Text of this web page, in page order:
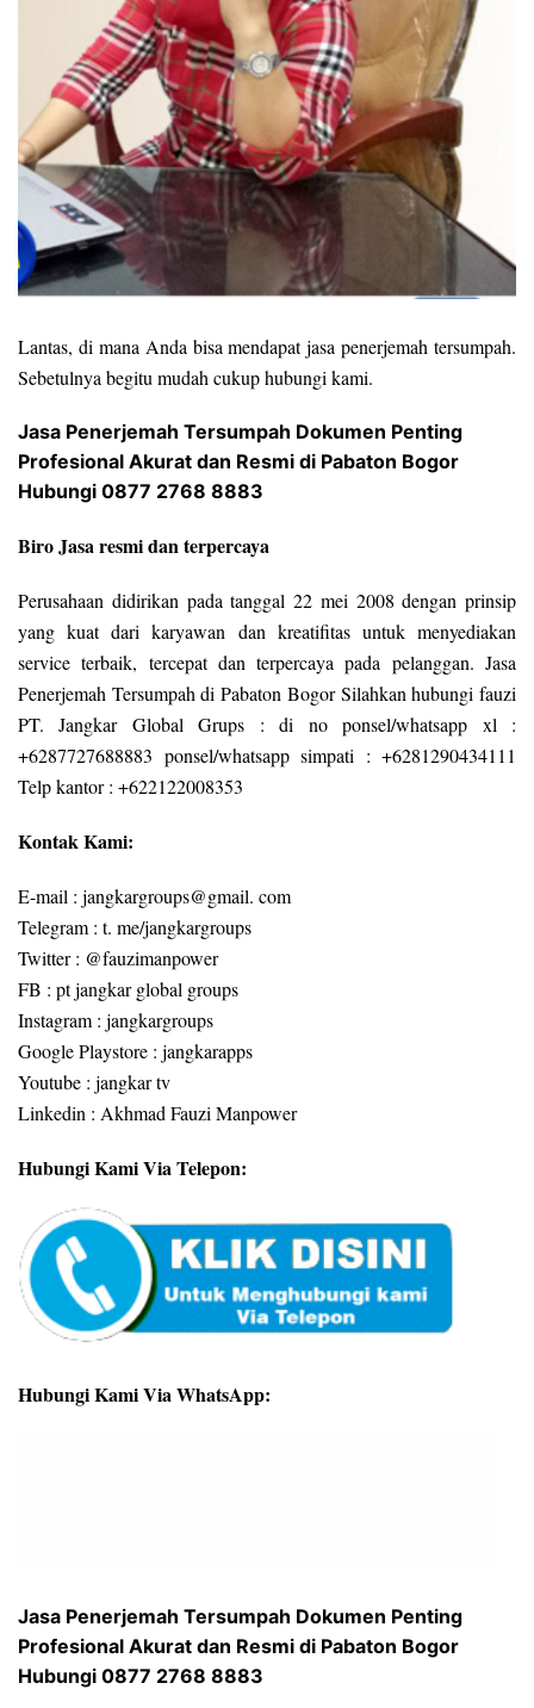
Lantas, di mana Anda bisa mendapat jasa penerjemah tersumpah.
Sebetulnya begitu mudah cukup hubungi kami.
Jasa Penerjemah Tersumpah Dokumen Penting
Profesional Akurat dan Resmi di Pabaton Bogor
Hubungi 0877 2768 8883
Biro Jasa resmi dan terpercaya
Perusahaan didirikan pada tanggal 22 mei 2008 dengan prinsip
yang kuat dari karyawan dan kreatifitas untuk menyediakan
service terbaik, tercepat dan terpercaya pada pelanggan. Jasa
Penerjemah Tersumpah di Pabaton Bogor Silahkan hubungi fauzi
PT. Jangkar Global Grups : di no ponsel/whatsapp xl :
+6287727688883 ponsel/whatsapp simpati : +6281290434111
Telp kantor : +622122008353
Kontak Kami:
E-mail : jangkargroups@gmail. com
Telegram : t. me/jangkargroups
Twitter : @fauzimanpower
FB : pt jangkar global groups
Instagram : jangkargroups
Google Playstore : jangkarapps
Youtube : jangkar tv
Linkedin : Akhmad Fauzi Manpower
Hubungi Kami Via Telepon:
Hubungi Kami Via WhatsApp:
Jasa Penerjemah Tersumpah Dokumen Penting
Profesional Akurat dan Resmi di Pabaton Bogor
Hubungi 0877 2768 8883